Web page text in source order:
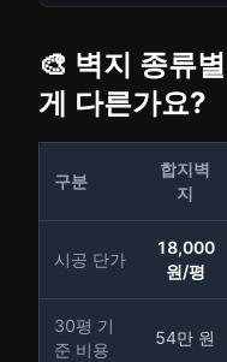
🎨 벽지 종류
게 다른가요?
구분
합지벽
지
시공 단가
18,000
원/평
30평 기
준 비용
54만 원